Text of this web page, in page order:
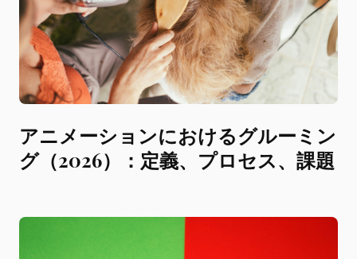
アニメーションにおけるグルーミン
グ（2026）：定義、プロセス、課題